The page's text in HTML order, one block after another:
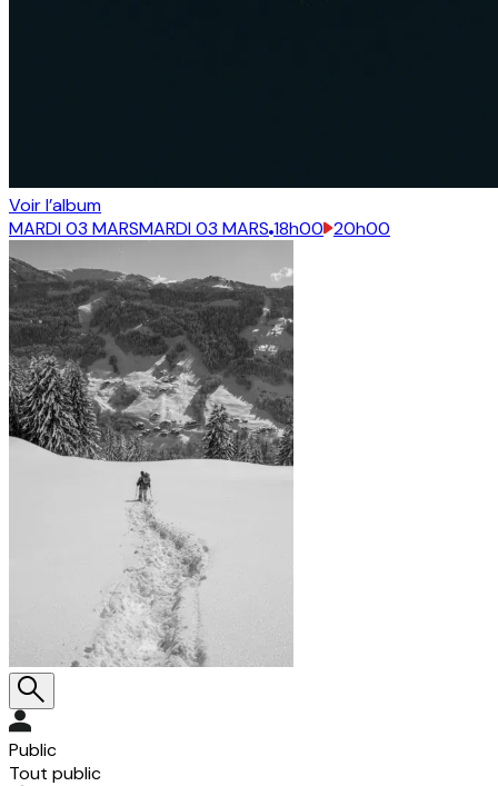
Voir l’album
MARDI 03 MARSMARDI 03 MARS 18h00 20h00
Public
Tout public